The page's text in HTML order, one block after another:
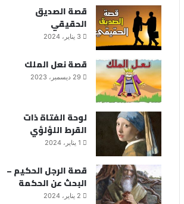
قصة الصديق
الحقيقي
3 يناير، 2024
قصة نعل الملك
29 ديسمبر، 2023
لوحة الفتاة ذات
القرط اللؤلؤي
1 يناير، 2024
قصة الرجل الحكيم –
البحث عن الحكمة
2 يناير، 2024